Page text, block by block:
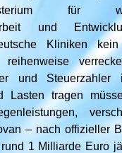
für
und
Kliniken
reihenweise
und Steuerzahler
Lasten tragen
– nach offizieller
1 Milliarde Euro